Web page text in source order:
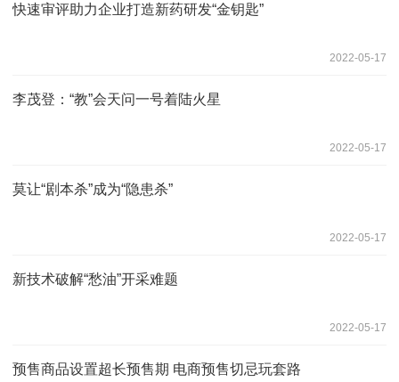
快速审评助力企业打造新药研发“金钥匙”
2022-05-17
李茂登：“教”会天问一号着陆火星
2022-05-17
莫让“剧本杀”成为“隐患杀”
2022-05-17
新技术破解“愁油”开采难题
2022-05-17
预售商品设置超长预售期 电商预售切忌玩套路